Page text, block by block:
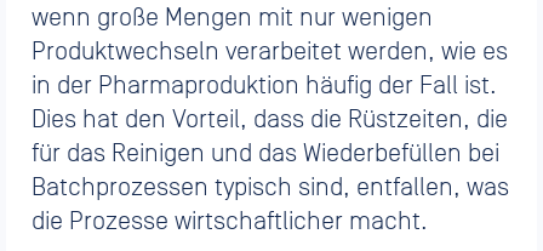
wenn große Mengen mit nur wenigen
Produktwechseln verarbeitet werden, wie es
in der Pharmaproduktion häufig der Fall ist.
Dies hat den Vorteil, dass die Rüstzeiten, die
für das Reinigen und das Wiederbefüllen bei
Batchprozessen typisch sind, entfallen, was
die Prozesse wirtschaftlicher macht.